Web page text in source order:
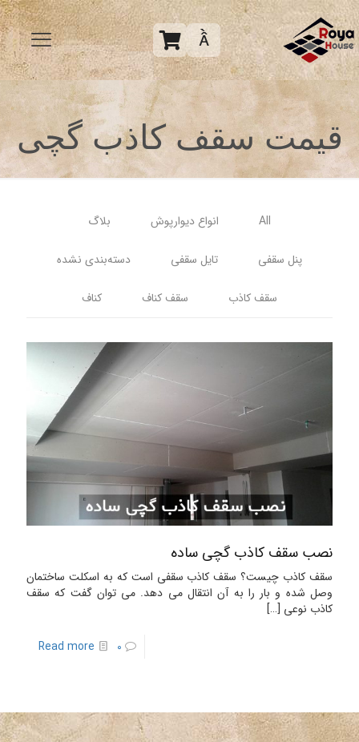

قیمت سقف کاذب گچی
All انواع دیوارپوش بلاگ
پنل سقفی تایل سقفی دسته‌بندی نشده
سقف کاذب سقف کناف کناف
نصب سقف کاذب گچی ساده
سقف کاذب چیست؟ سقف کاذب سقفی است که به اسکلت ساختمان
وصل شده و بار را به آن انتقال می دهد. می توان گفت که سقف
کاذب نوعی […]
0
Read more